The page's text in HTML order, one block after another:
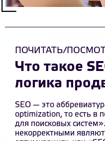
ПОЧИТАТЬ/
Что такое
логика
SEO — это
optimization, то есть в
для поисковых
некорректными